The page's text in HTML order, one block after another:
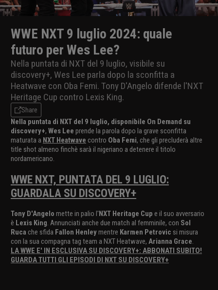
WWE NXT 9 luglio 2024: quale
futuro per Wes Lee?
Nella puntata di NXT del 9 luglio, visibile su
discovery+, Wes Lee parla dopo la sconfitta a
Heatwave con Oba Femi. Tony D'Angelo difende l'NXT
Heritage Cup contro Lexis King.
Share
Nella puntata di NXT del 9 luglio, disponibile On Demand su
discovery+, Wes Lee prende la parola dopo la grave sconfitta
maturata a NXT Heatwave contro Oba Femi, che gli precluderà altre
title shot almeno finchè sarà il nigeriano a detenere il titolo
nordamericano.
WWE NXT, PUNTATA DEL 9 LUGLIO:
GUARDALA SU DISCOVERY+
Tony D'Angelo mette in palio l'NXT Heritage Cup e il suo avversario
è Lexis King. Annunciati anche due match al femminile, con Sol
Ruca che sfida Fallon Henleymentre Karmen Petrovic si misura
con la sua compagna tag team a NXT Heatwave, Arianna Grace.
LA WWE E' IN ESCLUSIVA SU DISCOVERY+: ABBONATI SUBITO!
GUARDA TUTTI GLI EPISODI DI NXT SU DISCOVERY+